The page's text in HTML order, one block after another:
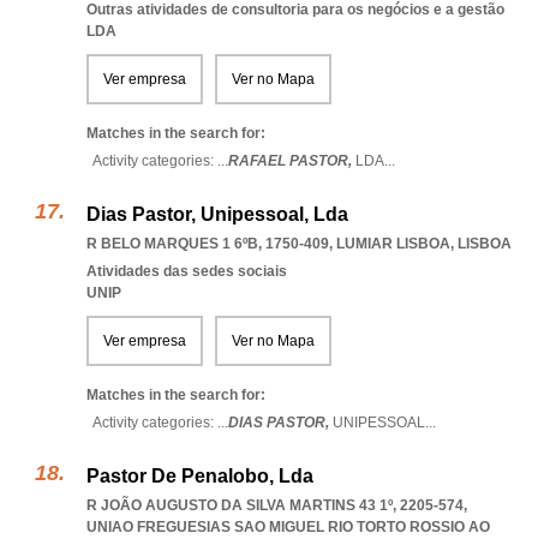
Outras atividades de consultoria para os negócios e a gestão
LDA
Ver empresa Ver no Mapa
Matches in the search for:
Activity categories: ...RAFAEL PASTOR, LDA...
Dias Pastor, Unipessoal, Lda
R BELO MARQUES 1 6ºB, 1750-409, LUMIAR LISBOA, LISBOA
Atividades das sedes sociais
UNIP
Ver empresa Ver no Mapa
Matches in the search for:
Activity categories: ...DIAS PASTOR, UNIPESSOAL...
Pastor De Penalobo, Lda
R JOÃO AUGUSTO DA SILVA MARTINS 43 1º, 2205-574,
UNIAO FREGUESIAS SAO MIGUEL RIO TORTO ROSSIO AO